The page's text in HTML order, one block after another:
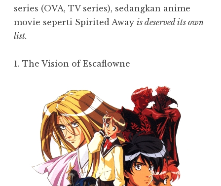
series (OVA, TV series), sedangkan anime
movie seperti Spirited Away is deserved its own
list.
1. The Vision of Escaflowne